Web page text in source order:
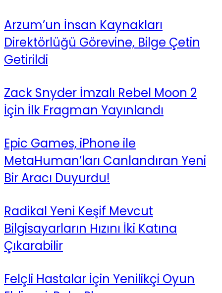
Arzum’un İnsan Kaynakları
Direktörlüğü Görevine, Bilge Çetin
Getirildi
Zack Snyder İmzalı Rebel Moon 2
İçin İlk Fragman Yayınlandı
Epic Games, iPhone ile
MetaHuman’ları Canlandıran Yeni
Bir Aracı Duyurdu!
Radikal Yeni Keşif Mevcut
Bilgisayarların Hızını İki Katına
Çıkarabilir
Felçli Hastalar İçin Yenilikçi Oyun